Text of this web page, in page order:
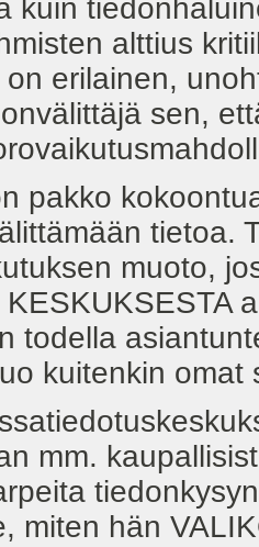
kuin
alttius
erilainen,
sen,
pakko
muoto,
todella
kuitenkin omat
mm.
miten hän